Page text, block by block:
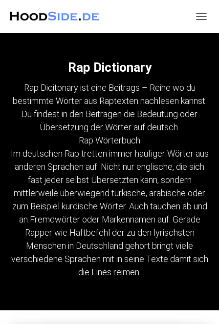
Rap Dictionary
Rap Dicitonary ist eine Beitrags – Reihe wo du
bestimmte Wörter aus Raptexten nachlesen kannst.
Du findest in den Beiträgen die Bedeutung oder
Übersetzung der Wörter auf deutsch.
Rap Wörterbuch
Im deutschen Rap tretten immer häufiger Wörter aus
anderen Sprachen auf. Nicht nur englische, die sich
fast jeder selbst Übersetzten kann, sondern
mittlerweile überwiegend türkische, arabische oder
zum Beispiel kurdische Wörter. Auch tauchen ab und
an Fremdwörter oder Markennamen auf. Gerade
Rapper wie Haftbefehl der zu den lyrischsten
Menschen in Deutschland gehört bringt viele
verschiedene Sprachen mit in seine Texte damit sich
die Lines reimen.